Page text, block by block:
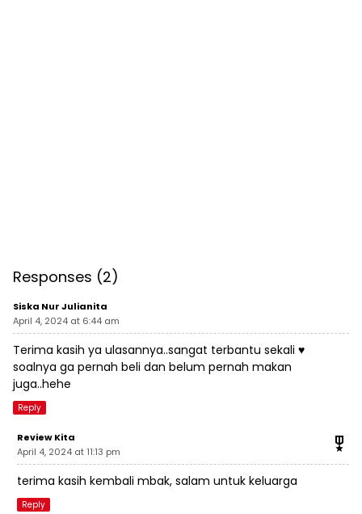
Responses (2)
Siska Nur Julianita
April 4, 2024 at 6:44 am
Terima kasih ya ulasannya..sangat terbantu sekali ♥️
soalnya ga pernah beli dan belum pernah makan
juga..hehe
Reply
Review Kita
April 4, 2024 at 11:13 pm
terima kasih kembali mbak, salam untuk keluarga
Reply